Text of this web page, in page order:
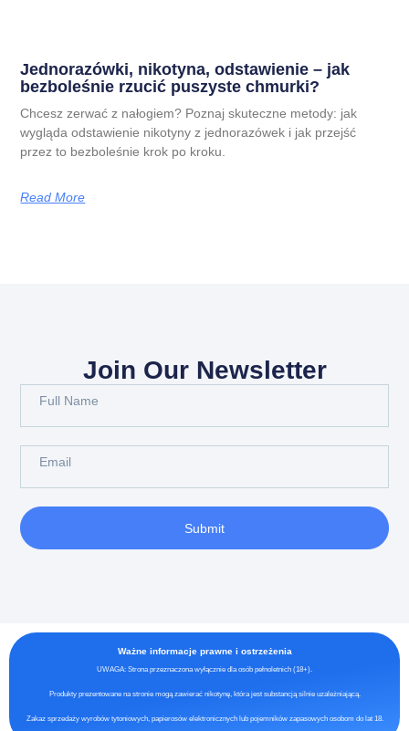
Jednorazówki, nikotyna, odstawienie – jak
bezboleśnie rzucić puszyste chmurki?
Chcesz zerwać z nałogiem? Poznaj skuteczne metody: jak
wygląda odstawienie nikotyny z jednorazówek i jak przejść
przez to bezboleśnie krok po kroku.
Read More
Join Our Newsletter
Submit
Ważne informacje prawne i ostrzeżenia
UWAGA: Strona przeznaczona wyłącznie dla osób pełnoletnich (18+).
Produkty prezentowane na stronie mogą zawierać nikotynę, która jest substancją silnie uzależniającą.
Zakaz sprzedaży wyrobów tytoniowych, papierosów elektronicznych lub pojemników zapasowych osobom do lat 18.